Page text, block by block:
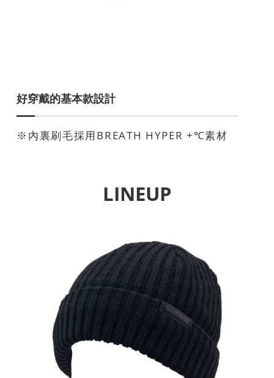
好穿戴的基本款設計
※內裏刷毛採用BREATH HYPER +℃素材
LINEUP